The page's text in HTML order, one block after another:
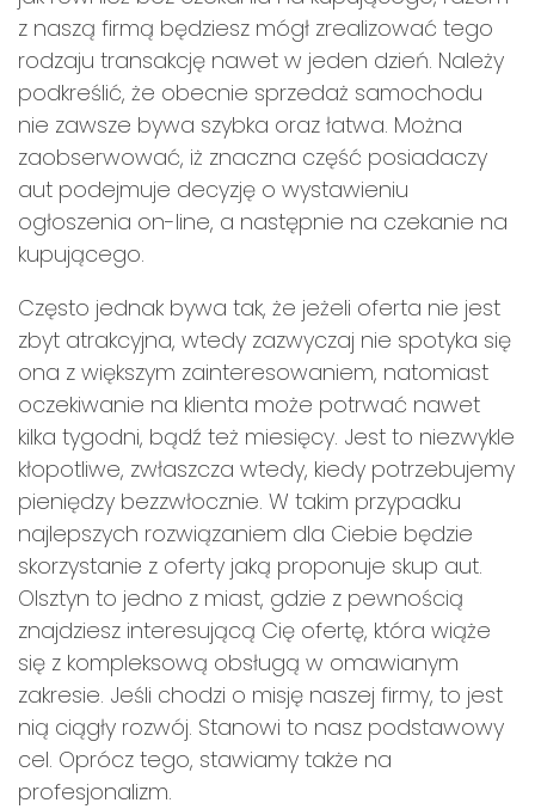
z naszą firmą będziesz mógł zrealizować tego
rodzaju transakcję nawet w jeden dzień. Należy
podkreślić, że obecnie sprzedaż samochodu
nie zawsze bywa szybka oraz łatwa. Można
zaobserwować, iż znaczna część posiadaczy
aut podejmuje decyzję o wystawieniu
ogłoszenia on-line, a następnie na czekanie na
kupującego.
Często jednak bywa tak, że jeżeli oferta nie jest
zbyt atrakcyjna, wtedy zazwyczaj nie spotyka się
ona z większym zainteresowaniem, natomiast
oczekiwanie na klienta może potrwać nawet
kilka tygodni, bądź też miesięcy. Jest to niezwykle
kłopotliwe, zwłaszcza wtedy, kiedy potrzebujemy
pieniędzy bezzwłocznie. W takim przypadku
najlepszych rozwiązaniem dla Ciebie będzie
skorzystanie z oferty jaką proponuje skup aut.
Olsztyn to jedno z miast, gdzie z pewnością
znajdziesz interesującą Cię ofertę, która wiąże
się z kompleksową obsługą w omawianym
zakresie. Jeśli chodzi o misję naszej firmy, to jest
nią ciągły rozwój. Stanowi to nasz podstawowy
cel. Oprócz tego, stawiamy także na
profesjonalizm.